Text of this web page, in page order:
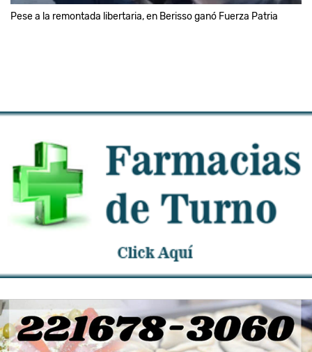
Pese a la remontada libertaria, en Berisso ganó Fuerza Patria